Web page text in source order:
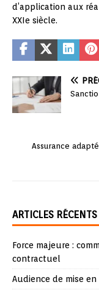
d’application aux
XXIe siècle.
Assurance
ARTICLES RÉCENTS
Force majeure :
contractuel
Audience de mise